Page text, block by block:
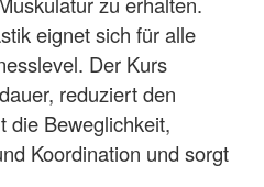
eignet sich für alle
Der Kurs
reduziert den
die Beweglichkeit,
Koordination und sorgt